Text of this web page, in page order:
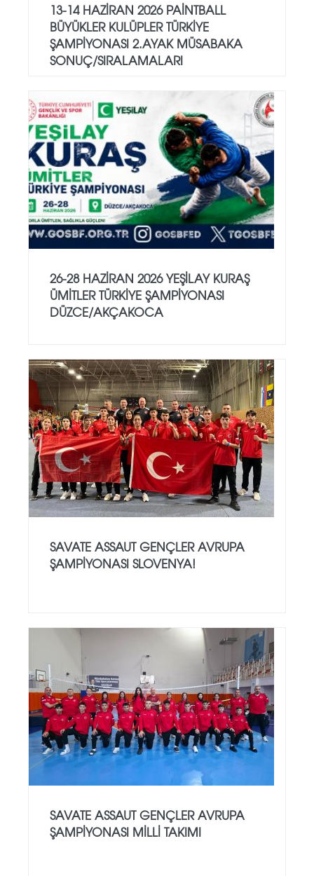
13-14 HAZİRAN 2026 PAİNTBALL
BÜYÜKLER KULÜPLER TÜRKİYE
ŞAMPİYONASI 2.AYAK MÜSABAKA
SONUÇ/SIRALAMALARI
26-28 HAZİRAN 2026 YEŞİLAY KURAŞ
ÜMİTLER TÜRKİYE ŞAMPİYONASI
DÜZCE/AKÇAKOCA
SAVATE ASSAUT GENÇLER AVRUPA
ŞAMPİYONASI SLOVENYA!
SAVATE ASSAUT GENÇLER AVRUPA
ŞAMPİYONASI MİLLİ TAKIMI